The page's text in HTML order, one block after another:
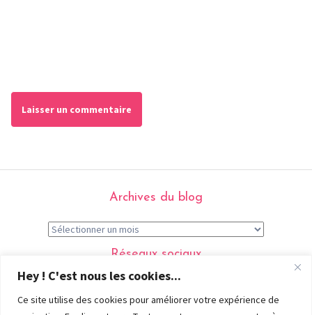
Hey ! C'est nous les cookies...
Ce site utilise des cookies pour améliorer votre expérience de
Archives du blog
Réseaux sociaux